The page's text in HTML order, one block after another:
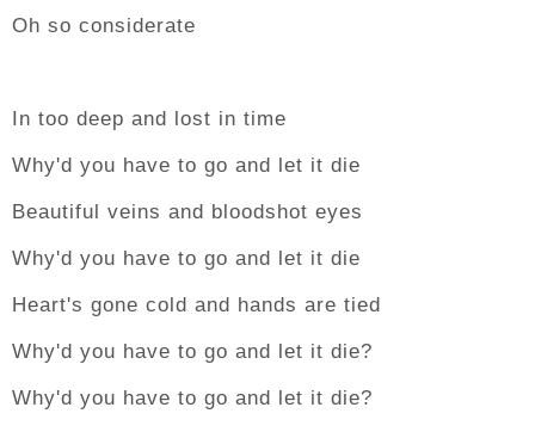
Oh so considerate
In too deep and lost in time
Why'd you have to go and let it die
Beautiful veins and bloodshot eyes
Why'd you have to go and let it die
Heart's gone cold and hands are tied
Why'd you have to go and let it die?
Why'd you have to go and let it die?